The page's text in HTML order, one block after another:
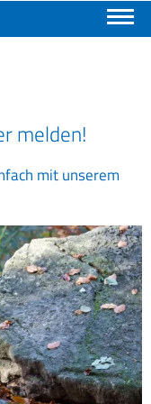
melden!
mit unserem